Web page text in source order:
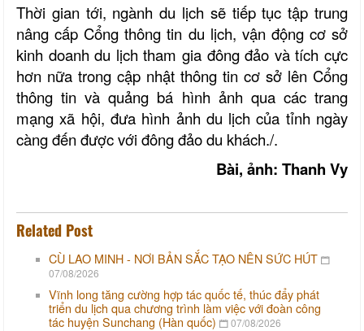
Thời gian tới, ngành du lịch sẽ tiếp tục tập trung
nâng cấp Cổng thông tin du lịch, vận động cơ sở
kinh doanh du lịch tham gia đông đảo và tích cực
hơn nữa trong cập nhật thông tin cơ sở lên Cổng
thông tin và quảng bá hình ảnh qua các trang
mạng xã hội, đưa hình ảnh du lịch của tỉnh ngày
càng đến được với đông đảo du khách./.
Bài, ảnh: Thanh Vy
Related Post
CÙ LAO MINH - NƠI BẢN SẮC TẠO NÊN SỨC HÚT
07/08/2026
Vĩnh long tăng cường hợp tác quốc tế, thúc đẩy phát
triển du lịch qua chương trình làm việc với đoàn công
tác huyện Sunchang (Hàn quốc)
07/08/2026